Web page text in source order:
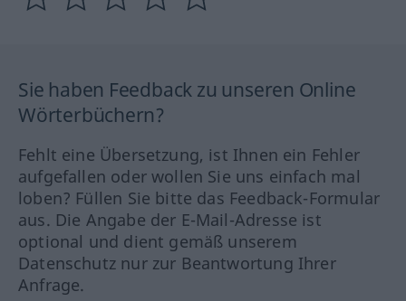
Sie haben Feedback zu unseren Online
Wörterbüchern?
Fehlt eine Übersetzung, ist Ihnen ein Fehler
aufgefallen oder wollen Sie uns einfach mal
loben? Füllen Sie bitte das Feedback-Formular
aus. Die Angabe der E-Mail-Adresse ist
optional und dient gemäß unserem
Datenschutz nur zur Beantwortung Ihrer
Anfrage.